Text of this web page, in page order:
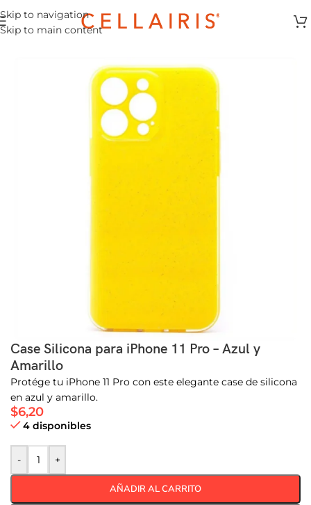
Skip to navigation
Skip to main content
Inicio/Case/iPhone 11 Pro
Case Silicona para iPhone 11 Pro – Azul y
Amarillo
Protége tu iPhone 11 Pro con este elegante case de silicona
en azul y amarillo.
$6,20
4 disponibles
- +
AÑADIR AL CARRITO